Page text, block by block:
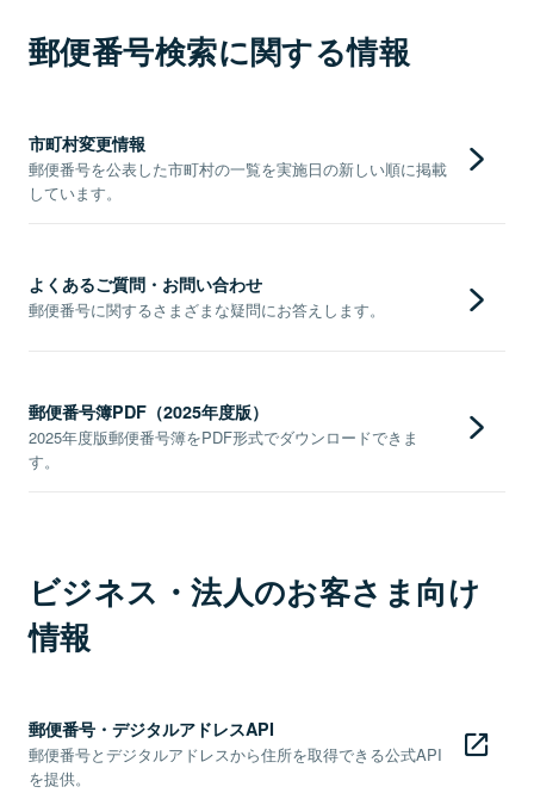
郵便番号検索に関する情報
市町村変更情報
郵便番号を公表した市町村の一覧を実施日の新しい順に掲載
しています。
よくあるご質問・お問い合わせ
郵便番号に関するさまざまな疑問にお答えします。
郵便番号簿PDF（2025年度版）
2025年度版郵便番号簿をPDF形式でダウンロードできま
す。
ビジネス・法人のお客さま向け
情報
郵便番号・デジタルアドレスAPI
郵便番号とデジタルアドレスから住所を取得できる公式API
を提供。